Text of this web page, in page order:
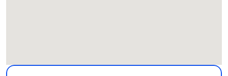
Mapa
Mais informações sobre Pedra do Arpoador. Abre em uma